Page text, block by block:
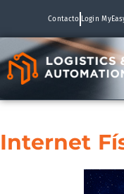
Contacto Login
Internet